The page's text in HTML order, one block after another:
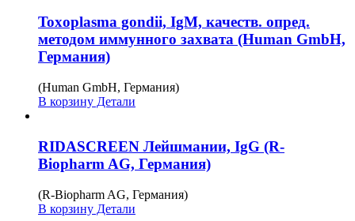
Toxoplasma gondii, IgM, качеств. опред.
методом иммунного захвата (Human GmbH,
Германия)
(Human GmbH, Германия)
В корзину Детали
RIDASCREEN Лейшмании, IgG (R-
Biopharm AG, Германия)
(R-Biopharm AG, Германия)
В корзину Детали